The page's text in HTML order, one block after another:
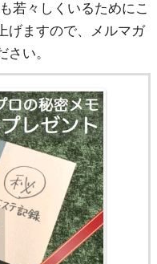
若々しくいるためにこ
げますので、メルマガ
い。